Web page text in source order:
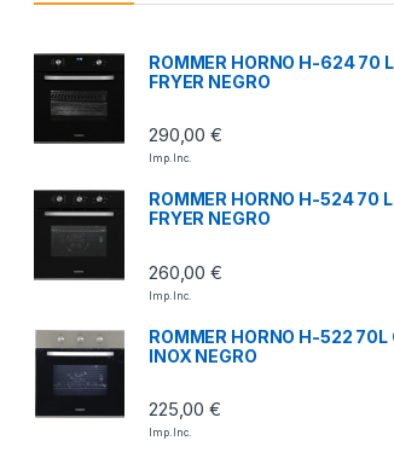
ROMMER HORNO H-624 70
FRYER NEGRO
290,00€
Imp. Inc.
ROMMER HORNO H-524 70
FRYER NEGRO
260,00€
Imp. Inc.
ROMMER HORNO H-522 70L
INOX NEGRO
225,00€
Imp. Inc.